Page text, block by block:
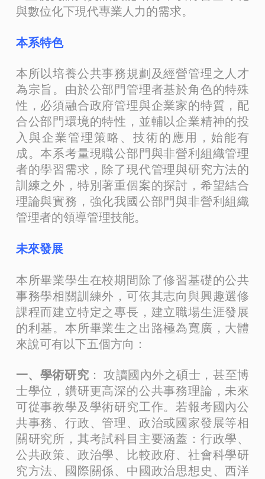
與數位化下現代專業人力的需求。
本系特色
本所以培養公共事務規劃及經營管理之人才
為宗旨。由於公部門管理者基於角色的特殊
性，必須融合政府管理與企業家的特質，配
合公部門環境的特性，並輔以企業精神的投
入與企業管理策略、技術的應用，始能有
成。本系考量現職公部門與非營利組織管理
者的學習需求，除了現代管理與研究方法的
訓練之外，特別著重個案的探討，希望結合
理論與實務，強化我國公部門與非營利組織
管理者的領導管理技能。
未來發展
本所畢業學生在校期間除了修習基礎的公共
事務學相關訓練外，可依其志向與興趣選修
課程而建立特定之專長，建立職場生涯發展
的利基。本所畢業生之出路極為寬廣，大體
來說可有以下五個方向：
一、學術研究 ： 攻讀國內外之碩士，甚至博
士學位，鑽研更高深的公共事務理論，未來
可從事教學及學術研究工作。若報考國內公
共事務、行政、管理、政治或國家發展等相
關研究所，其考試科目主要涵蓋：行政學、
公共政策、政治學、比較政府、社會科學研
究方法、國際關係、中國政治思想史、西洋